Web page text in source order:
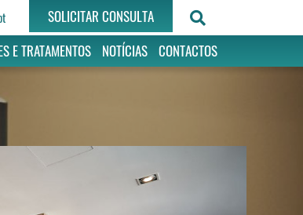
SOLICITAR CONSULTA
E TRATAMENTOS NOTÍCIAS CONTACTOS